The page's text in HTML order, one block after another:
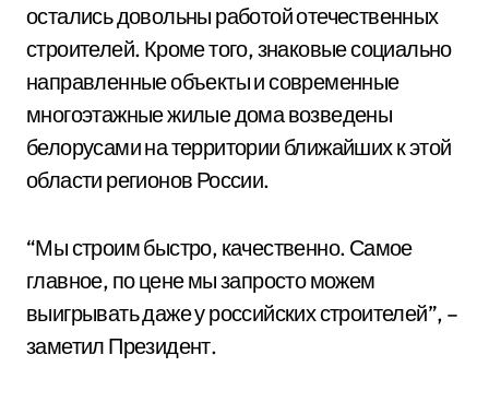
остались довольны работой отечественных
строителей. Кроме того, знаковые социально
направленные объекты и современные
многоэтажные жилые дома возведены
белорусами на территории ближайших к этой
области регионов России.
“Мы строим быстро, качественно. Самое
главное, по цене мы запросто можем
выигрывать даже у российских строителей”, –
заметил Президент.